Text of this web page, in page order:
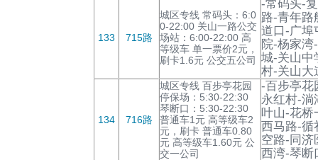
133 715路
城区专线 常码头：6:0
0-22:00 关山一路公交
场站：6:00-22:00 高
等级车 单一票价2元，
刷卡1.6元 公交五公司
-常码头-
路-青年路
道口-广埠
院-杨家湾
城-关山中
村-关山大
134 716路
城区专线 百步亭花园
停保场：5:30-22:30
琴断口：5:30-22:30
普通车1元 高等级车2
元，刷卡 普通车0.80
元 高等级车1.60元 公
交一公司
-百步亭花
永红村-淌
叶山-花桥
西马路-循
空路-同济
西湾-琴断